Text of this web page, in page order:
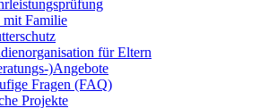
mit Familie
für Eltern
)Angebote
Fragen (FAQ)
Projekte